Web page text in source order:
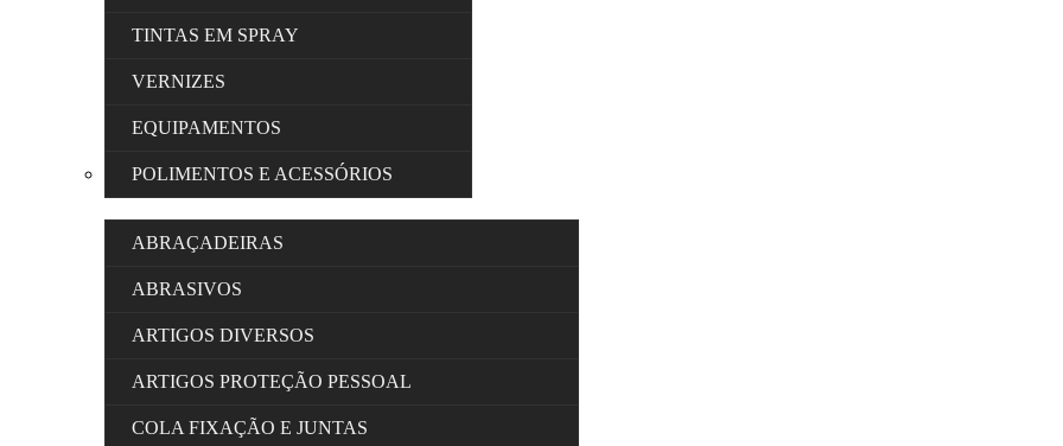
TINTAS EM SPRAY
VERNIZES
EQUIPAMENTOS
POLIMENTOS E ACESSÓRIOS
ABRAÇADEIRAS
ABRASIVOS
ARTIGOS DIVERSOS
ARTIGOS PROTEÇÃO PESSOAL
COLA FIXAÇÃO E JUNTAS